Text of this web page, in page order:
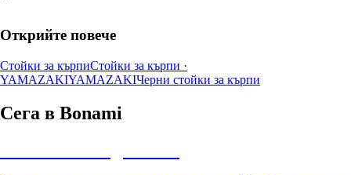
Открийте повече
Стойки за кърпиСтойки за кърпи ·
YAMAZAKIYAMAZAKIЧерни стойки за кърпи
Сега в Bonami